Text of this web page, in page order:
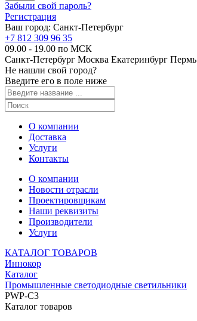
Забыли свой пароль?
Регистрация
Ваш город: Санкт-Петербург
+7 812 309 96 35
09.00 - 19.00 по МСК
Санкт-Петербург Москва Екатеринбург Пермь
Не нашли свой город?
Введите его в поле ниже
О компании
Доставка
Услуги
Контакты
О компании
Новости отрасли
Проектировщикам
Наши реквизиты
Производители
Услуги
КАТАЛОГ ТОВАРОВ
Иннокор
Каталог
Промышленные светодиодные светильники
PWP-С3
Каталог товаров